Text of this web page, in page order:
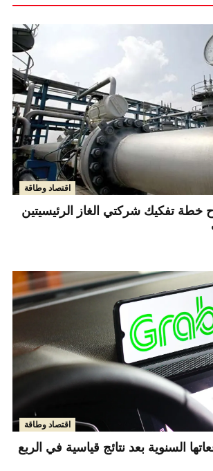
اقتصاد وطاقة
خطة تفكيك شركتي الغاز الرئيسيتين
اقتصاد وطاقة
السنوية بعد نتائج قياسية في الربع